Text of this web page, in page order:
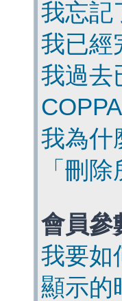
我忘記
我已經
我過去
我為什
「刪
會員參
我要如
顯示的